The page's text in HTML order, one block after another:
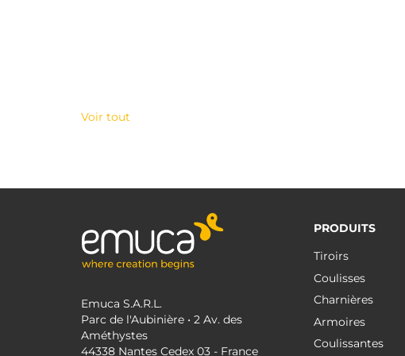
Voir tout
Emuca S.A.R.L.
Parc de l'Aubinière • 2 Av. des
Améthystes
44338 Nantes Cedex 03 - France
PRODUITS
Tiroirs
Coulisses
Charnières
Armoires
Coulissantes